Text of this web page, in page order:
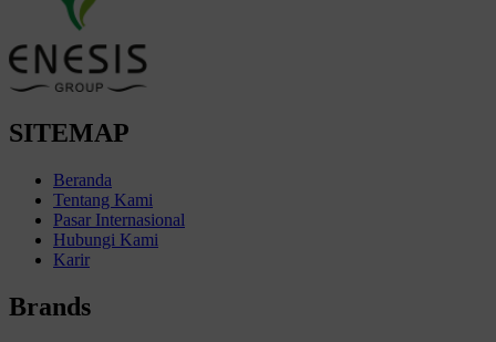
SITEMAP
Beranda
Tentang Kami
Pasar Internasional
Hubungi Kami
Karir
Brands